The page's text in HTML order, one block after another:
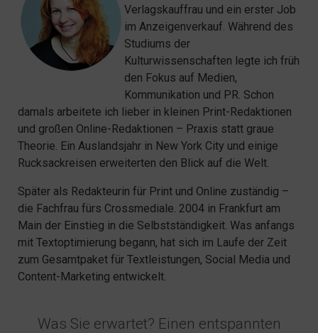
Verlagskauffrau und ein erster Job
im Anzeigenverkauf. Während des
Studiums der
Kulturwissenschaften legte ich früh
den Fokus auf Medien,
Kommunikation und PR. Schon
damals arbeitete ich lieber in kleinen Print-Redaktionen
und großen Online-Redaktionen – Praxis statt graue
Theorie. Ein Auslandsjahr in New York City und einige
Rucksackreisen erweiterten den Blick auf die Welt.
Später als Redakteurin für Print und Online zuständig –
die Fachfrau fürs Crossmediale. 2004 in Frankfurt am
Main der Einstieg in die Selbstständigkeit. Was anfangs
mit Textoptimierung begann, hat sich im Laufe der Zeit
zum Gesamtpaket für Textleistungen, Social Media und
Content-Marketing entwickelt.
Was Sie erwartet? Einen entspannten